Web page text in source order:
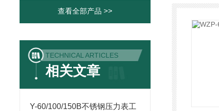
查看全部产品 >>
TECHNICAL ARTICLES
相关文章
Y-60/100/150B不锈钢压力表工